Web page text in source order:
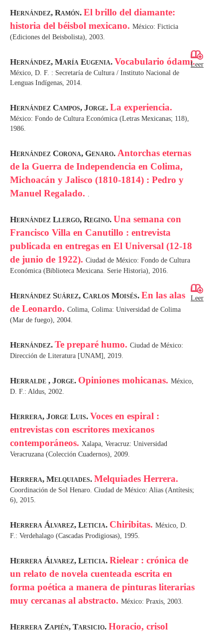
Hernández, Ramón. El brillo del diamante:
historia del béisbol mexicano. México: Ficticia
(Ediciones del Beisbolista), 2003.
Hernández, María Eugenia. Vocabulario ódami.
México, D. F. : Secretaría de Cultura / Instituto Nacional de
Lenguas Indígenas, 2014.
Leer
Hernández Campos, Jorge. La experiencia.
México: Fondo de Cultura Económica (Letras Mexicanas; 118),
1986.
Hernández Corona, Genaro. Antorchas eternas
de la Guerra de Independencia en Colima,
Michoacán y Jalisco (1810-1814) : Pedro y
Manuel Regalado. .
Hernández Llergo, Regino. Una semana con
Francisco Villa en Canutillo : entrevista
publicada en entregas en El Universal (12-18
de junio de 1922). Ciudad de México: Fondo de Cultura
Económica (Biblioteca Mexicana. Serie Historia), 2016.
Hernández Suárez, Carlos Moisés. En las alas
de Leonardo. Colima, Colima: Universidad de Colima
(Mar de fuego), 2004.
Leer
Hernández. Te preparé humo. Ciudad de México:
Dirección de Literatura [UNAM], 2019.
Herralde , Jorge. Opiniones mohicanas. México,
D. F.: Aldus, 2002.
Herrera, Jorge Luis. Voces en espiral :
entrevistas con escritores mexicanos
contemporáneos. Xalapa, Veracruz: Universidad
Veracruzana (Colección Cuadernos), 2009.
Herrera, Melquiades. Melquiades Herrera.
Coordinación de Sol Henaro. Ciudad de México: Alias (Antítesis;
6), 2015.
Herrera Álvarez, Leticia. Chiribitas. México, D.
F.: Verdehalago (Cascadas Prodigiosas), 1995.
Herrera Álvarez, Leticia. Rielear : crónica de
un relato de novela cuenteada escrita en
forma poética a manera de pinturas literarias
muy cercanas al abstracto. México: Praxis, 2003.
Herrera Zapién, Tarsicio. Horacio, crisol